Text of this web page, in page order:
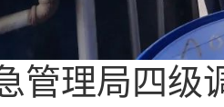
理局四级调